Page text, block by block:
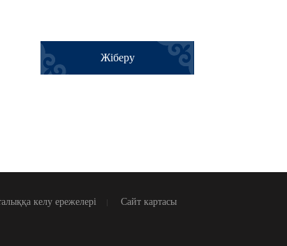
Жіберу
келу ережелері Сайт картасы